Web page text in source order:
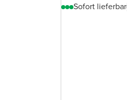
Sofort lieferbar